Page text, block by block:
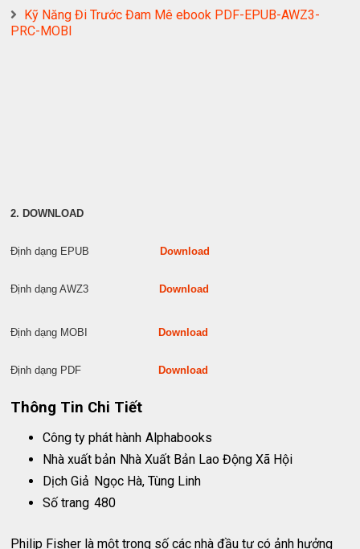
Kỹ Năng Đi Trước Đam Mê ebook PDF-EPUB-AWZ3-
PRC-MOBI
2. DOWNLOAD
Định dạng EPUB Download
Định dạng AWZ3 Download
Định dạng MOBI Download
Định dạng PDF Download
Thông Tin Chi Tiết
Công ty phát hành Alphabooks
Nhà xuất bản Nhà Xuất Bản Lao Động Xã Hội
Dịch Giả Ngọc Hà, Tùng Linh
Số trang 480
Philip Fisher là một trong số các nhà đầu tư có ảnh hưởng